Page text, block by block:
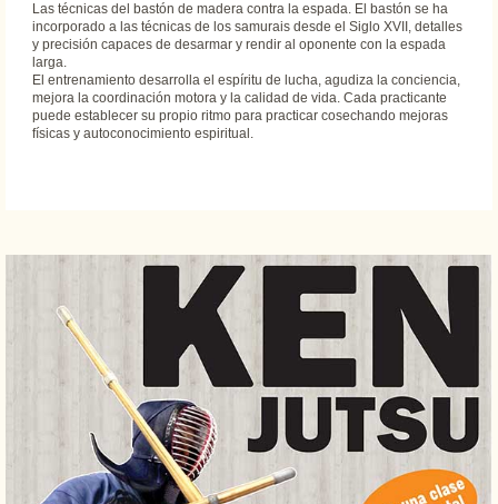
Las técnicas del bastón de madera contra la espada. El bastón se ha
incorporado a las técnicas de los samurais desde el Siglo XVII, detalles
y precisión capaces de desarmar y rendir al oponente con la espada
larga.
El entrenamiento desarrolla el espíritu de lucha, agudiza la conciencia,
mejora la coordinación motora y la calidad de vida. Cada practicante
puede establecer su propio ritmo para practicar cosechando mejoras
físicas y autoconocimiento espiritual.